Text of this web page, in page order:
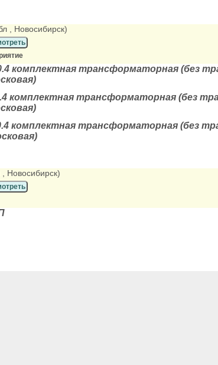
, Новосибирск)
комплектная трансформаторная (без
комплектная трансформаторная (без
комплектная трансформаторная (без
, Новосибирск)